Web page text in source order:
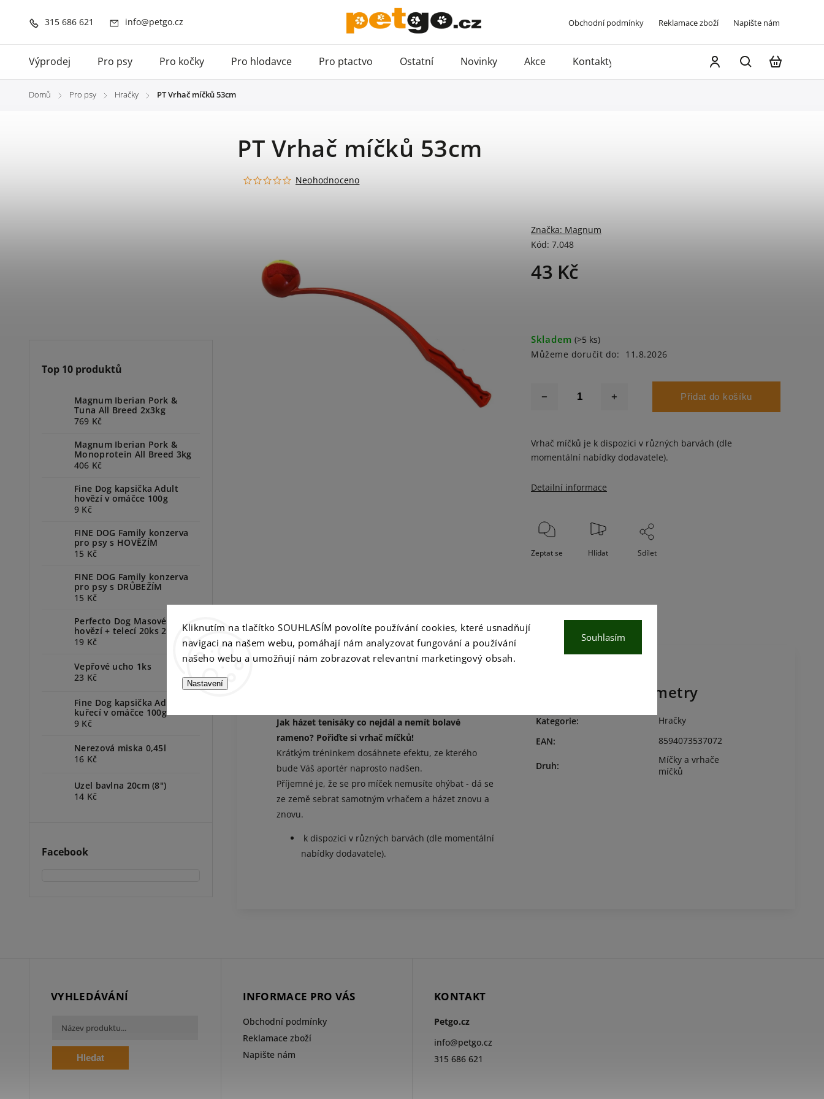
Kliknutím na tlačítko SOUHLASÍM povolíte používání cookies, které usnadňují
navigaci na našem webu, pomáhají nám analyzovat fungování a používání
našeho webu a umožňují nám zobrazovat relevantní marketingový obsah.
Nastavení
Souhlasím
315 686 621 info@petgo.cz Obchodní podmínky Reklamace zboží Napište nám
Výprodej Pro psy Pro kočky Pro hlodavce Pro ptactvo Ostatní Novinky Akce Kontakty
Domů / Pro psy / Hračky / PT Vrhač míčků 53cm
Top 10 produktů
Magnum Iberian Pork &
Tuna All Breed 2x3kg
769 Kč
Magnum Iberian Pork &
Monoprotein All Breed 3kg
406 Kč
Fine Dog kapsička Adult
hovězí v omáčce 100g
9 Kč
FINE DOG Family konzerva
pro psy s HOVĚZÍM
15 Kč
FINE DOG Family konzerva
pro psy s DRŮBEŽÍM
15 Kč
Perfecto Dog Masové plátky
hovězí + telecí 20ks 200g
19 Kč
Vepřové ucho 1ks
23 Kč
Fine Dog kapsička Adult
kuřecí v omáčce 100g
9 Kč
Nerezová miska 0,45l
16 Kč
Uzel bavlna 20cm (8")
14 Kč
Facebook
PT Vrhač míčků 53cm
Neohodnoceno
Kód: 7.048
Značka: Magnum
43 Kč
Skladem (>5 ks)
Můžeme doručit do:
11.8.2026
Přidat do košíku
Vrhač míčků je k dispozici v různých barvách (dle
momentální nabídky dodavatele).
Detailní informace
Zeptat se Hlídat Sdílet
Popis Hodnocení Diskuze
Jak házet tenisáky co nejdál a nemít bolavé
rameno? Pořiďte si vrhač míčků!
Krátkým tréninkem dosáhnete efektu, ze kterého
bude Váš aportér naprosto nadšen.
Příjemné je, že se pro míček nemusíte ohýbat - dá se
ze země sebrat samotným vrhačem a házet znovu a
znovu.
k dispozici v různých barvách (dle momentální
nabídky dodavatele).
Doplňkové parametry
Kategorie:
Hračky
EAN: 8594073537072
Druh:
Míčky a vrhače
míčků
VYHLEDÁVÁNÍ
Hledat
INFORMACE PRO VÁS
Obchodní podmínky
Reklamace zboží
Napište nám
KONTAKT
Petgo.cz
info@petgo.cz
315 686 621